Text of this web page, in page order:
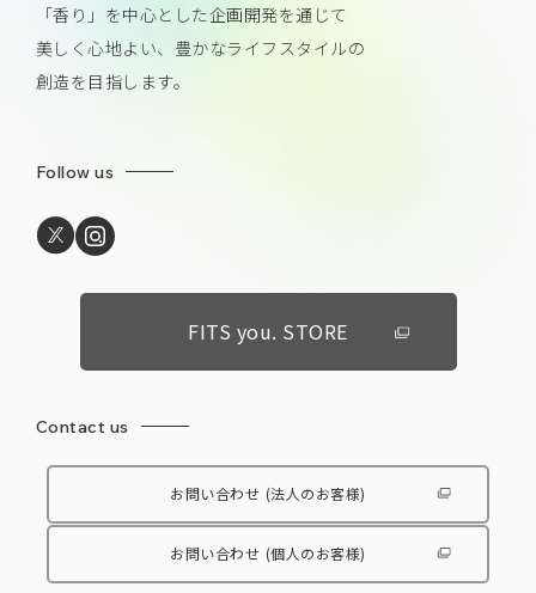
「香り」を中心とした企画開発を通じて
美しく心地よい、豊かなライフスタイルの
創造を目指します。
Follow us
FITS you. STORE
Contact us
お問い合わせ (法人のお客様)
お問い合わせ (個人のお客様)